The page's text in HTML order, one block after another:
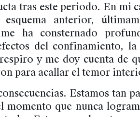
tras este periodo. En mi
anterior,
ha consternado
del confinamiento, la
y me doy cuenta de
para acallar el temor
Estamos tan
momento que nunca